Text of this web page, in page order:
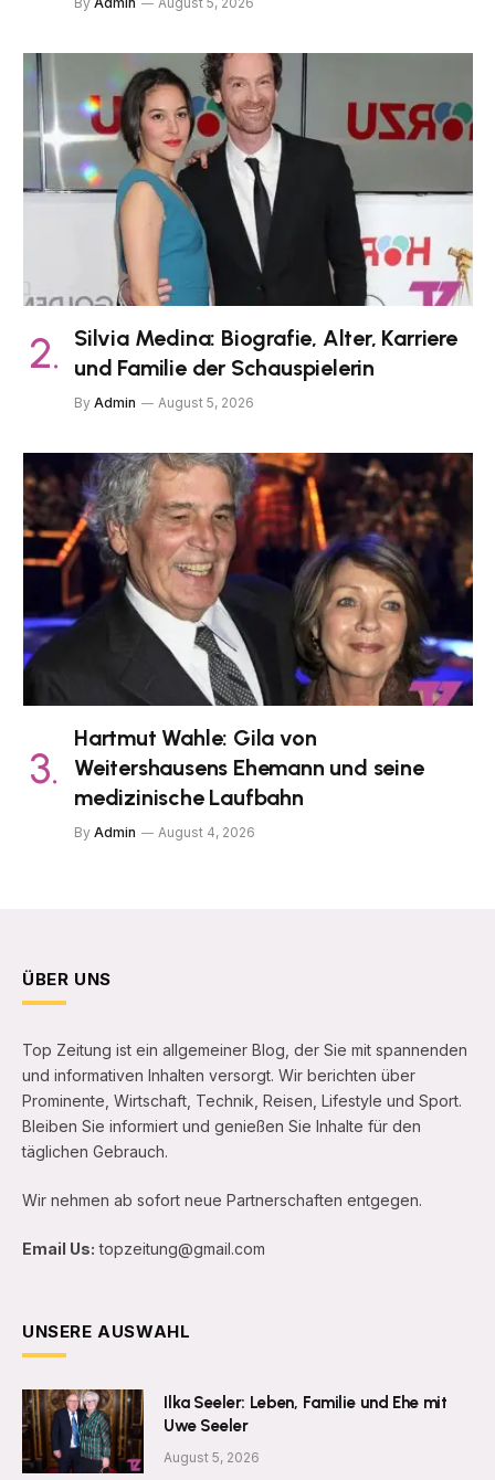
Silvia Medina: Biografie, Alter, Karriere
und Familie der Schauspielerin
By Admin August 5, 2026
Hartmut Wahle: Gila von
Weitershausens Ehemann und seine
medizinische Laufbahn
By Admin August 4, 2026
ÜBER UNS
Top Zeitung ist ein allgemeiner Blog, der Sie mit spannenden
und informativen Inhalten versorgt. Wir berichten über
Prominente, Wirtschaft, Technik, Reisen, Lifestyle und Sport.
Bleiben Sie informiert und genießen Sie Inhalte für den
täglichen Gebrauch.
Wir nehmen ab sofort neue Partnerschaften entgegen.
Email Us: topzeitung@gmail.com
UNSERE AUSWAHL
Ilka Seeler: Leben, Familie und Ehe mit
Uwe Seeler
August 5, 2026